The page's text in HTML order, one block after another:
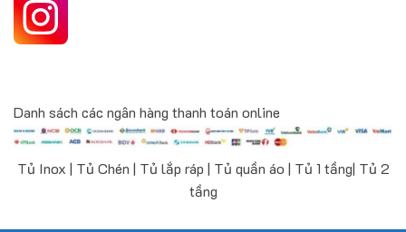
Danh sách các ngân hàng thanh toán online
Tủ Inox | Tủ Chén | Tủ lắp ráp | Tủ quần áo | Tủ 1 tầng| Tủ 2
tầng